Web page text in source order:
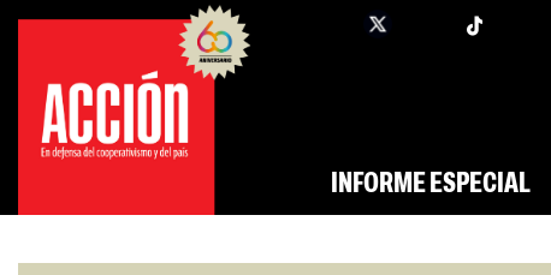
Saltar
contenido
facebook
INFORME ESPECIAL